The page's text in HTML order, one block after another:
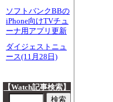
ソフトバンクBBの
iPhone向けTVチュ
ーナ用アプリ更新
ダイジェストニュ
ース(11月28日)
【Watch記事検索】